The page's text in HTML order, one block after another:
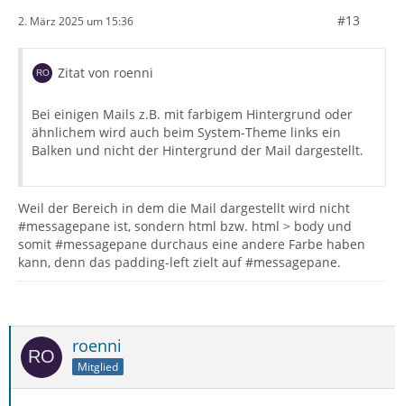
2. März 2025 um 15:36 #13
Zitat von roenni
Bei einigen Mails z.B. mit farbigem Hintergrund oder
ähnlichem wird auch beim System-Theme links ein
Balken und nicht der Hintergrund der Mail dargestellt.
Weil der Bereich in dem die Mail dargestellt wird nicht
#messagepane ist, sondern html bzw. html > body und
somit #messagepane durchaus eine andere Farbe haben
kann, denn das padding-left zielt auf #messagepane.
roenni
Mitglied